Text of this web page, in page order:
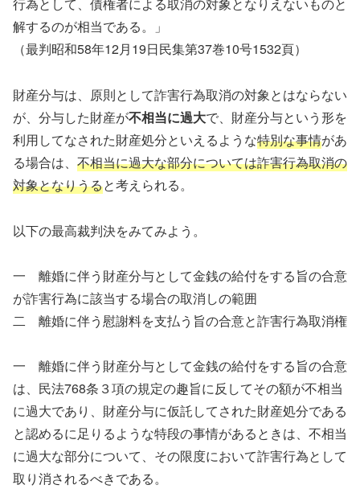
解するのが相当である。」
（最判昭和58年12月19日民集第37巻10号1532頁）
財産分与は、原則として詐害行為取消の対象とはならない
が、分与した財産が不相当に過大で、財産分与という形を
利用してなされた財産処分といえるような特別な事情があ
る場合は、 不相当に過大な部分については詐害行為取消の
対象となりうると考えられる。
以下の最高裁判決をみてみよう。
一 離婚に伴う財産分与として金銭の給付をする旨の合意
が詐害行為に該当する場合の取消しの範囲
二 離婚に伴う慰謝料を支払う旨の合意と詐害行為取消権
一 離婚に伴う財産分与として金銭の給付をする旨の合意
は、民法768条３項の規定の趣旨に反してその額が不相当
に過大であり、財産分与に仮託してされた財産処分である
と認めるに足りるような特段の事情があるときは、不相当
に過大な部分について、その限度において詐害行為として
取り消されるべきである。